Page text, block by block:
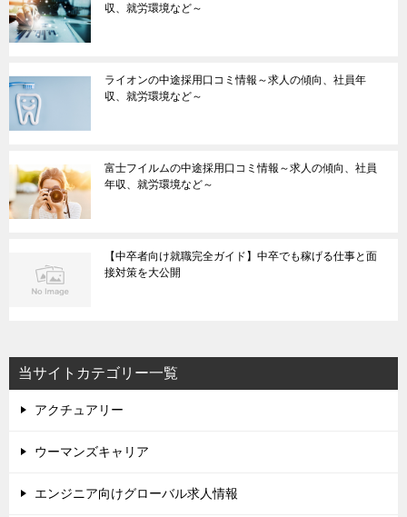
収、就労環境など～
ライオンの中途採用口コミ情報～求人の傾向、社員年
収、就労環境など～
富士フイルムの中途採用口コミ情報～求人の傾向、社員
年収、就労環境など～
【中卒者向け就職完全ガイド】中卒でも稼げる仕事と面
接対策を大公開
当サイトカテゴリー一覧
アクチュアリー
ウーマンズキャリア
エンジニア向けグローバル求人情報